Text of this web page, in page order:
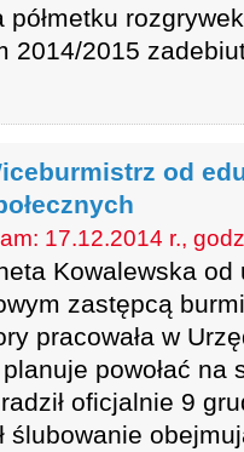
2014/2015
od
17.12.2014 r.,
Kowalewska od
zastępcą
pracowała w
powołać na
oficjalnie 9
ślubowanie